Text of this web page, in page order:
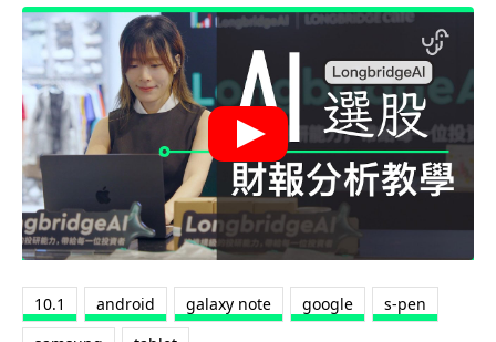
10.1 android galaxy note google
s-pen